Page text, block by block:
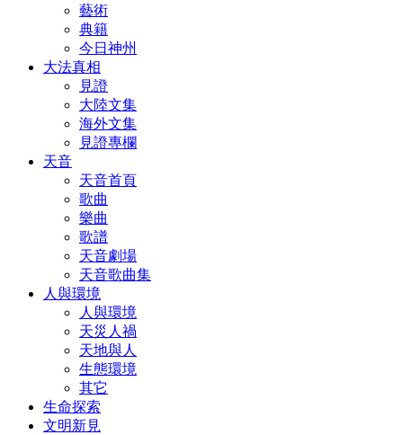
藝術
典籍
今日神州
大法真相
見證
大陸文集
海外文集
見證專欄
天音
天音首頁
歌曲
樂曲
歌譜
天音劇場
天音歌曲集
人與環境
人與環境
天災人禍
天地與人
生態環境
其它
生命探索
文明新見